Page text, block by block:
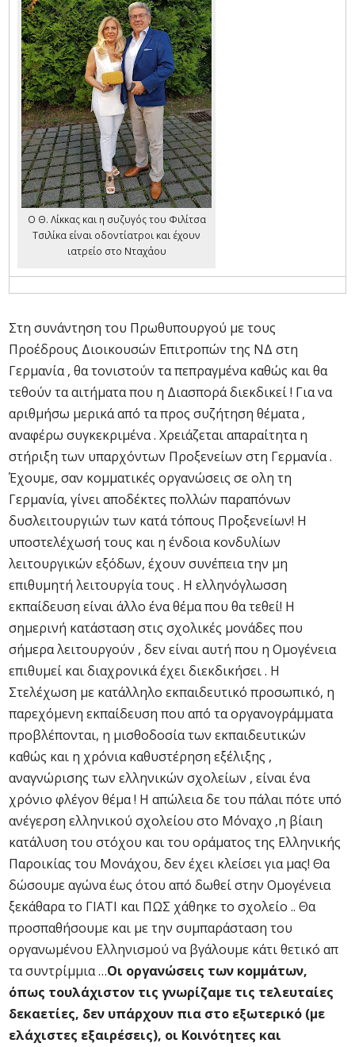
Ο Θ. Λίκκας και η συζυγός του Φιλίτσα
Τσιλίκα είναι οδοντίατροι και έχουν
ιατρείο στο Νταχάου
Στη συνάντηση του Πρωθυπουργού με τους
Προέδρους Διοικουσών Επιτροπών της ΝΔ στη
Γερμανία , θα τονιστούν τα πεπραγμένα καθώς και θα
τεθούν τα αιτήματα που η Διασπορά διεκδικεί ! Για να
αριθμήσω μερικά από τα προς συζήτηση θέματα ,
αναφέρω συγκεκριμένα . Χρειάζεται απαραίτητα η
στήριξη των υπαρχόντων Προξενείων στη Γερμανία .
Έχουμε, σαν κομματικές οργανώσεις σε ολη τη
Γερμανία, γίνει αποδέκτες πολλών παραπόνων
δυσλειτουργιών των κατά τόπους Προξενείων! Η
υποστελέχωσή τους και η ένδοια κονδυλίων
λειτουργικών εξόδων, έχουν συνέπεια την μη
επιθυμητή λειτουργία τους . Η ελληνόγλωσση
εκπαίδευση είναι άλλο ένα θέμα που θα τεθεί! Η
σημερινή κατάσταση στις σχολικές μονάδες που
σήμερα λειτουργούν , δεν είναι αυτή που η Ομογένεια
επιθυμεί και διαχρονικά έχει διεκδικήσει . Η
Στελέχωση με κατάλληλο εκπαιδευτικό προσωπικό, η
παρεχόμενη εκπαίδευση που από τα οργανογράμματα
προβλέπονται, η μισθοδοσία των εκπαιδευτικών
καθώς και η χρόνια καθυστέρηση εξέλιξης ,
αναγνώρισης των ελληνικών σχολείων , είναι ένα
χρόνιο φλέγον θέμα ! Η απώλεια δε του πάλαι πότε υπό
ανέγερση ελληνικού σχολείου στο Μόναχο ,η βίαιη
κατάλυση του στόχου και του οράματος της Ελληνικής
Παροικίας του Μονάχου, δεν έχει κλείσει για μας! Θα
δώσουμε αγώνα έως ότου από δωθεί στην Ομογένεια
ξεκάθαρα το ΓΙΑΤΙ και ΠΩΣ χάθηκε το σχολείο .. Θα
προσπαθήσουμε και με την συμπαράσταση του
οργανωμένου Ελληνισμού να βγάλουμε κάτι θετικό απ
τα συντρίμμια …Οι οργανώσεις των κομμάτων,
όπως τουλάχιστον τις γνωρίζαμε τις τελευταίες
δεκαετίες, δεν υπάρχουν πια στο εξωτερικό (με
ελάχιστες εξαιρέσεις), οι Κοινότητες και